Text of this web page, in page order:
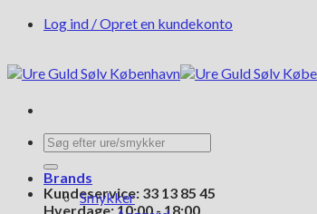
FortsætLog ind / Opret en kundekonto
Søg
efter:
Kundeservice: 33 13 85 45
Hverdage: 10:00 - 18:00
Brands
Smykker